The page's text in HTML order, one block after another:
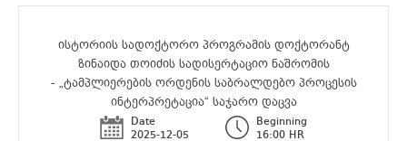
ისტორიის სადოქტორო პროგრამის დოქტორანტ
ზინაიდა თოიძის სადისერტაციო ნაშრომის
- „ტამპლიერების ორდენის საბრალდებო პროცესის
ინტერპრეტაცია“ საჯარო დაცვა
Date
2025-12-05
Beginning
16:00 HR